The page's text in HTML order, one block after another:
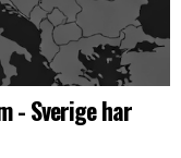
- Sverige har